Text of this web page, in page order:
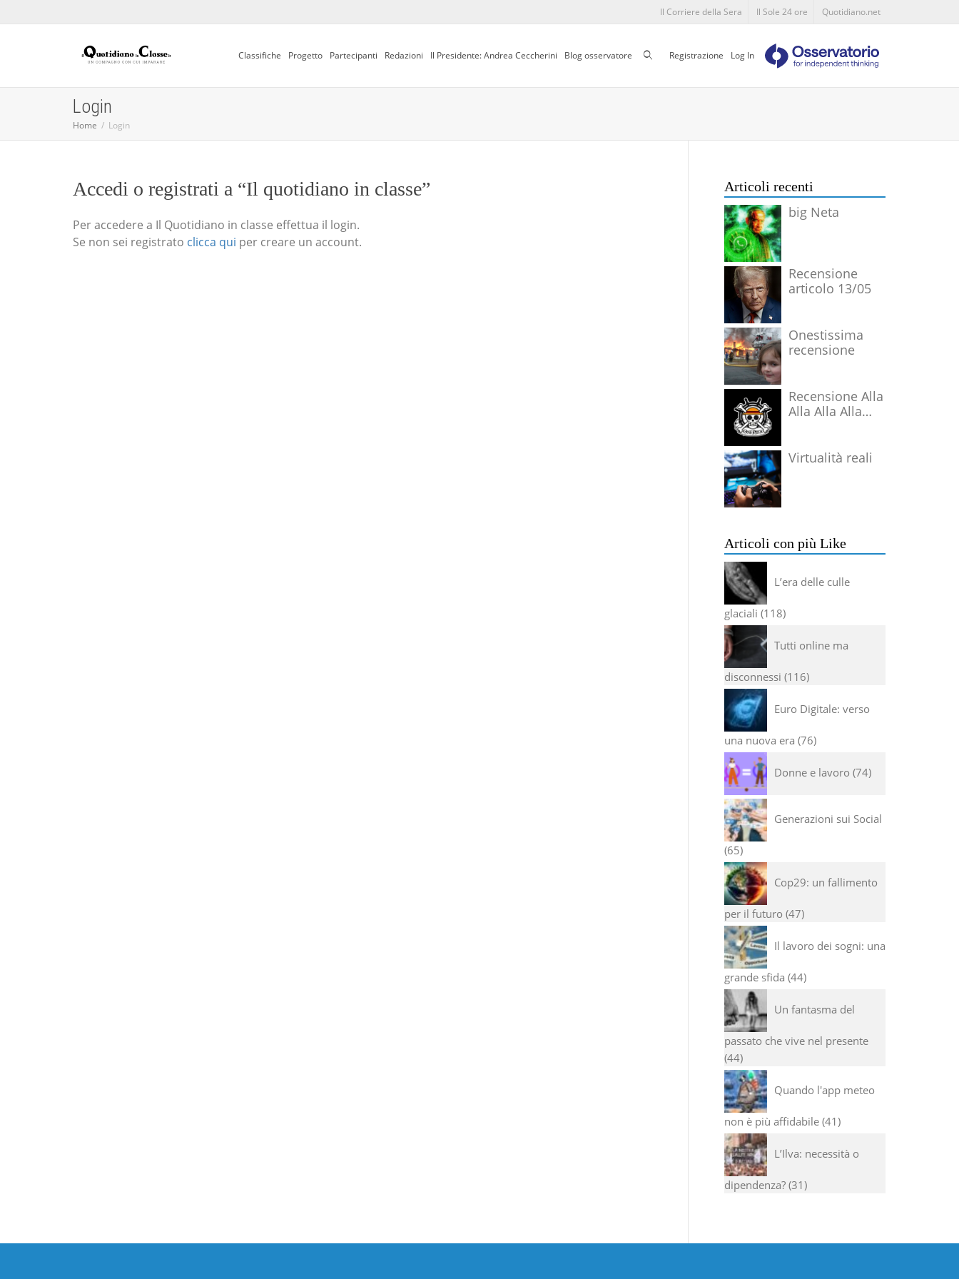
Il Corriere della Sera Il Sole 24 ore Quotidiano.net
Classifiche Progetto Partecipanti Redazioni Il Presidente: Andrea Ceccherini Blog osservatore CercaRegistrazione Log In
Login
Home Login
Accedi o registrati a “Il quotidiano in classe”
Per accedere a Il Quotidiano in classe effettua il login.
Se non sei registrato clicca qui per creare un account.
Articoli recenti
big Neta
Recensione
articolo 13/05
Onestissima
recensione
Recensione Alla
Alla Alla Alla
Virtualità reali
Articoli con più Like
L’era delle culle
glaciali 118
Tutti online ma
disconnessi 116
Euro Digitale: verso
una nuova era 76
Donne e lavoro 74
Generazioni sui Social
65
Cop29: un fallimento
per il futuro 47
Il lavoro dei sogni: una
grande sfida 44
Un fantasma del
passato che vive nel presente
44
Quando l'app meteo
non è più affidabile 41
L’Ilva: necessità o
dipendenza? 31